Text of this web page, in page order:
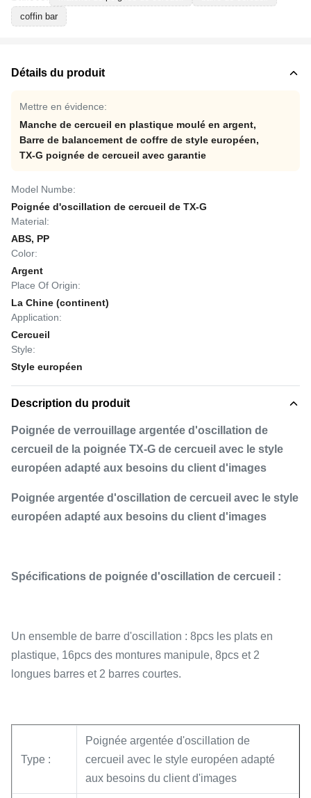
coffin bar
Détails du produit
Mettre en évidence:
Manche de cercueil en plastique moulé en argent,
Barre de balancement de coffre de style européen,
TX-G poignée de cercueil avec garantie
Model Numbe:
Poignée d'oscillation de cercueil de TX-G
Material:
ABS, PP
Color:
Argent
Place Of Origin:
La Chine (continent)
Application:
Cercueil
Style:
Style européen
Description du produit
Poignée de verrouillage argentée d'oscillation de
cercueil de la poignée TX-G de cercueil avec le style
européen adapté aux besoins du client d'images
Poignée argentée d'oscillation de cercueil avec le style
européen adapté aux besoins du client d'images
Spécifications de poignée d'oscillation de cercueil :
Un ensemble de barre d'oscillation : 8pcs les plats en
plastique, 16pcs des montures manipule, 8pcs et 2
longues barres et 2 barres courtes.
Type :
Poignée argentée d'oscillation de
cercueil avec le style européen adapté
aux besoins du client d'images